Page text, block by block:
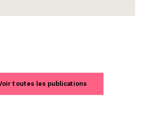
toutes les publications